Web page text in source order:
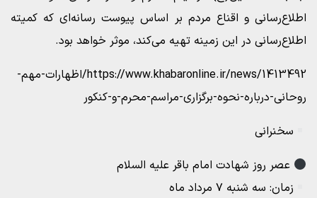
اطلاع‌رسانی و اقناع مردم بر اساس پیوست رسانه‌ای که کمیته
اطلاع‌رسانی در این زمینه تهیه می‌کند، موثر خواهد بود.
https://www.khabaronline.ir/news/1413492/اظهارات-مهم-
روحانی-درباره-نحوه-برگزاری-مراسم-محرم-و-کنکور
سخنرانی
عصر روز شهادت امام باقر علیه السلام
زمان: سه شنبه ۷ مرداد ماه